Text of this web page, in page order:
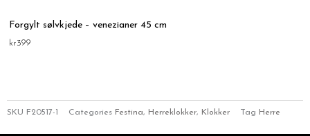
Forgylt sølvkjede – venezianer 45 cm
kr399
SKU F20517-1 Categories Festina, Herreklokker, Klokker Tag Herre